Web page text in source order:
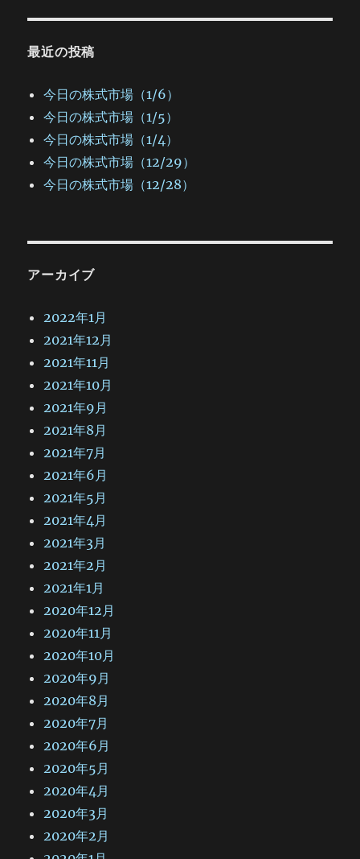
最近の投稿
今日の株式市場（1/6）
今日の株式市場（1/5）
今日の株式市場（1/4）
今日の株式市場（12/29）
今日の株式市場（12/28）
アーカイブ
2022年1月
2021年12月
2021年11月
2021年10月
2021年9月
2021年8月
2021年7月
2021年6月
2021年5月
2021年4月
2021年3月
2021年2月
2021年1月
2020年12月
2020年11月
2020年10月
2020年9月
2020年8月
2020年7月
2020年6月
2020年5月
2020年4月
2020年3月
2020年2月